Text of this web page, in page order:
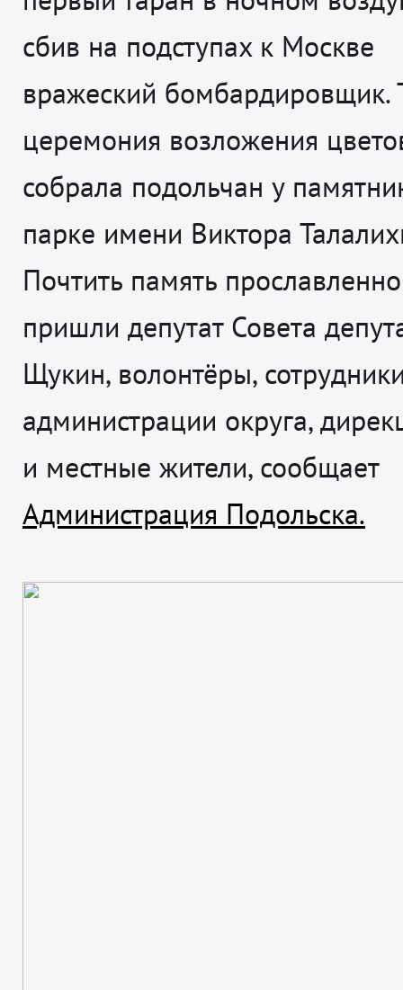
сбив на подступах к Москве
вражеский бомбардировщик.
церемония возложения
собрала подольчан у
парке имени Виктора
Почтить память
пришли депутат Совета
Щукин, волонтёры,
администрации округа,
и местные жители, сообщает
Администрация Подольска.